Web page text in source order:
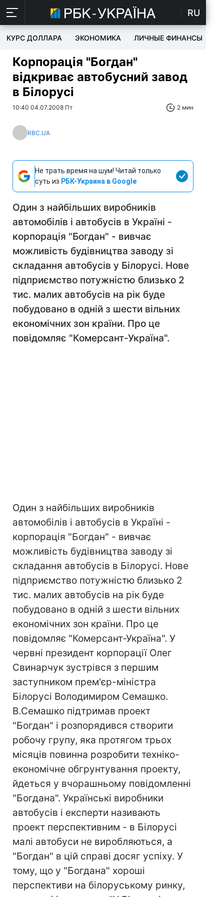
RU
КУРС ДОЛЛАРА ЭКОНОМИКА ЛИЧНЫЕ ФИНАНСЫ
Корпорація "Богдан"
відкриває автобусний завод
в Білорусі
10:40 04.07.2008 Пт 2 мин
RBC.UA
Не трать время на шум! Читай только
суть из РБК-Украина в Google
Один з найбільших виробників
автомобілів і автобусів в Україні -
корпорація "Богдан" - вивчає
можливість будівництва заводу зі
складання автобусів у Білорусі. Нове
підприємство потужністю близько 2
тис. малих автобусів на рік буде
побудовано в одній з шести вільних
економічних зон країни. Про це
повідомляє "Комерсант-Україна".
Один з найбільших виробників
автомобілів і автобусів в Україні -
корпорація "Богдан" - вивчає
можливість будівництва заводу зі
складання автобусів в Білорусі. Нове
підприємство потужністю близько 2
тис. малих автобусів на рік буде
побудовано в одній з шести вільних
економічних зон країни. Про це
повідомляє "Комерсант-Україна". У
червні президент корпорації Олег
Свинарчук зустрівся з першим
заступником прем'єр-міністра
Білорусі Володимиром Семашко.
В.Семашко підтримав проект
"Богдан" і розпорядився створити
робочу групу, яка протягом трьох
місяців повинна розробити техніко-
економічне обгрунтування проекту,
йдеться у вчорашньому повідомленні
"Богдана". Українські виробники
автобусів і експерти називають
проект перспективним - в Білорусі
малі автобуси не виробляються, а
"Богдан" в цій справі досяг успіху. У
тому, що у "Богдана" хороші
перспективи на білоруському ринку,